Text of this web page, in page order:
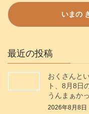
最近の投稿
おくさんと
ト、8月8日
うんまぁか
2026年8月8日